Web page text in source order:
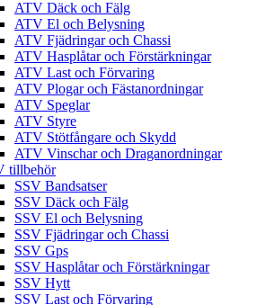
ATV Däck och Fälg
ATV El och Belysning
ATV Fjädringar och Chassi
ATV Hasplåtar och Förstärkningar
ATV Last och Förvaring
ATV Plogar och Fästanordningar
ATV Speglar
ATV Styre
ATV Stötfångare och Skydd
ATV Vinschar och Draganordningar
tillbehör
SSV Bandsatser
SSV Däck och Fälg
SSV El och Belysning
SSV Fjädringar och Chassi
SSV Gps
SSV Hasplåtar och Förstärkningar
SSV Hytt
SSV Last och Förvaring